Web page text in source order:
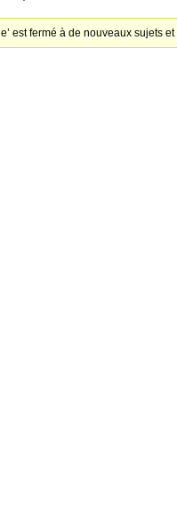
est fermé à de nouveaux sujets